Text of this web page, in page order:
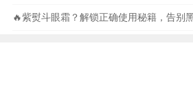
🔥紫熨斗眼霜？解锁正确使用秘籍，告别